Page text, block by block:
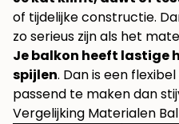
of tijdelijke constructie.
zo serieus zijn als het
Je balkon heeft lastige
spijlen. Dan is een
passend te maken dan
Vergelijking Materialen